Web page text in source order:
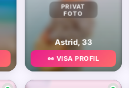
PRIVAT
FOTO
Astrid, 33
👀 VISA PROFIL